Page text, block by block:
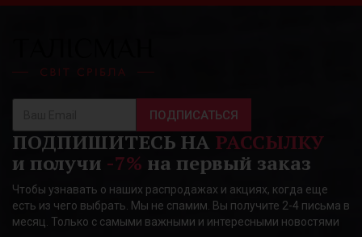
ПОДПИСАТЬСЯ
ПОДПИШИТЕСЬ НА РАССЫЛКУ
и получи -7% на первый заказ
Чтобы узнавать о наших распродажах и акциях, когда еще
есть из чего выбрать. Мы не спамим. Вы получите 2-4 письма в
месяц. Только с самыми важными и интересными новостями